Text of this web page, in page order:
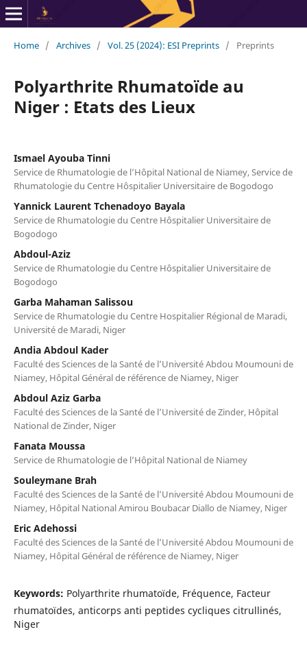
Home / Archives / Vol. 25 (2024): ESI Preprints / Preprints
Polyarthrite Rhumatoïde au
Niger : Etats des Lieux
Ismael Ayouba Tinni
Service de Rhumatologie de l’Hôpital National de Niamey, Service de
Rhumatologie du Centre Hôspitalier Universitaire de Bogodogo
Yannick Laurent Tchenadoyo Bayala
Service de Rhumatologie du Centre Hôspitalier Universitaire de
Bogodogo
Abdoul-Aziz
Service de Rhumatologie du Centre Hôspitalier Universitaire de
Bogodogo
Garba Mahaman Salissou
Service de Rhumatologie du Centre Hospitalier Régional de Maradi,
Université de Maradi, Niger
Andia Abdoul Kader
Faculté des Sciences de la Santé de l’Université Abdou Moumouni de
Niamey, Hôpital Général de référence de Niamey, Niger
Abdoul Aziz Garba
Faculté des Sciences de la Santé de l’Université de Zinder, Hôpital
National de Zinder, Niger
Fanata Moussa
Service de Rhumatologie de l’Hôpital National de Niamey
Souleymane Brah
Faculté des Sciences de la Santé de l’Université Abdou Moumouni de
Niamey, Hôpital National Amirou Boubacar Diallo de Niamey, Niger
Eric Adehossi
Faculté des Sciences de la Santé de l’Université Abdou Moumouni de
Niamey, Hôpital Général de référence de Niamey, Niger
Keywords: Polyarthrite rhumatoïde, Fréquence, Facteur
rhumatoïdes, anticorps anti peptides cycliques citrullinés,
Niger